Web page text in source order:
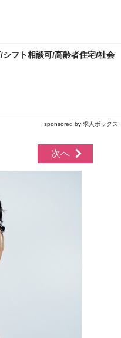
シフト相談可/高齢者住宅/社会
sponsored by 求人ボックス
次へ